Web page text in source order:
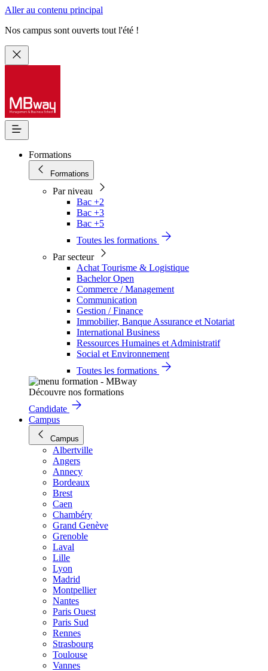
Aller au contenu principal
Nos campus sont ouverts tout l'été !
Formations
Formations
Par niveau
Bac +2
Bac +3
Bac +5
Toutes les formations
Par secteur
Achat Tourisme & Logistique
Bachelor Open
Commerce / Management
Communication
Gestion / Finance
Immobilier, Banque Assurance et Notariat
International Business
Ressources Humaines et Administratif
Social et Environnement
Toutes les formations
Découvre nos formations
Candidate
Campus
Campus
Albertville
Angers
Annecy
Bordeaux
Brest
Caen
Chambéry
Grand Genève
Grenoble
Laval
Lille
Lyon
Madrid
Montpellier
Nantes
Paris Ouest
Paris Sud
Rennes
Strasbourg
Toulouse
Vannes